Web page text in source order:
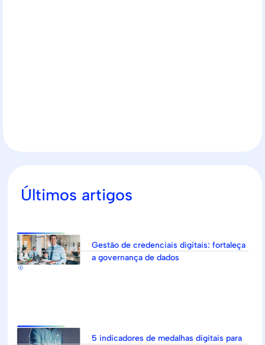
Últimos artigos
Gestão de credenciais digitais: fortaleça
a governança de dados
5 indicadores de medalhas digitais para